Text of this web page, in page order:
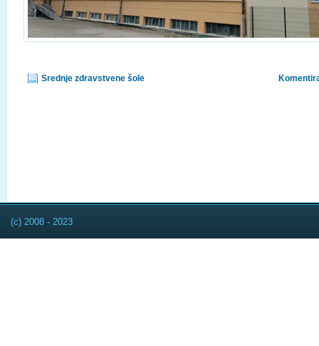
Srednje zdravstvene šole
(c) 2008 - 2023